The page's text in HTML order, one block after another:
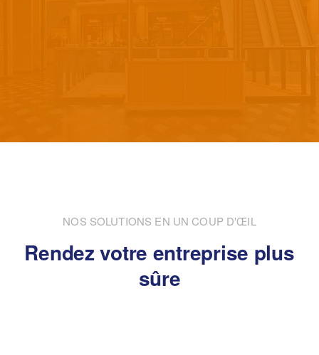
NOS SOLUTIONS EN UN COUP D'ŒIL
Rendez votre entreprise plus
sûre